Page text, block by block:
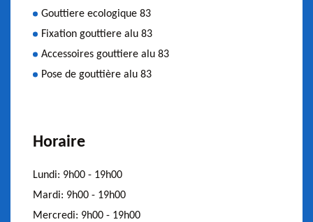
Gouttiere ecologique 83
Fixation gouttiere alu 83
Accessoires gouttiere alu 83
Pose de gouttière alu 83
Horaire
Lundi: 9h00 - 19h00
Mardi: 9h00 - 19h00
Mercredi: 9h00 - 19h00